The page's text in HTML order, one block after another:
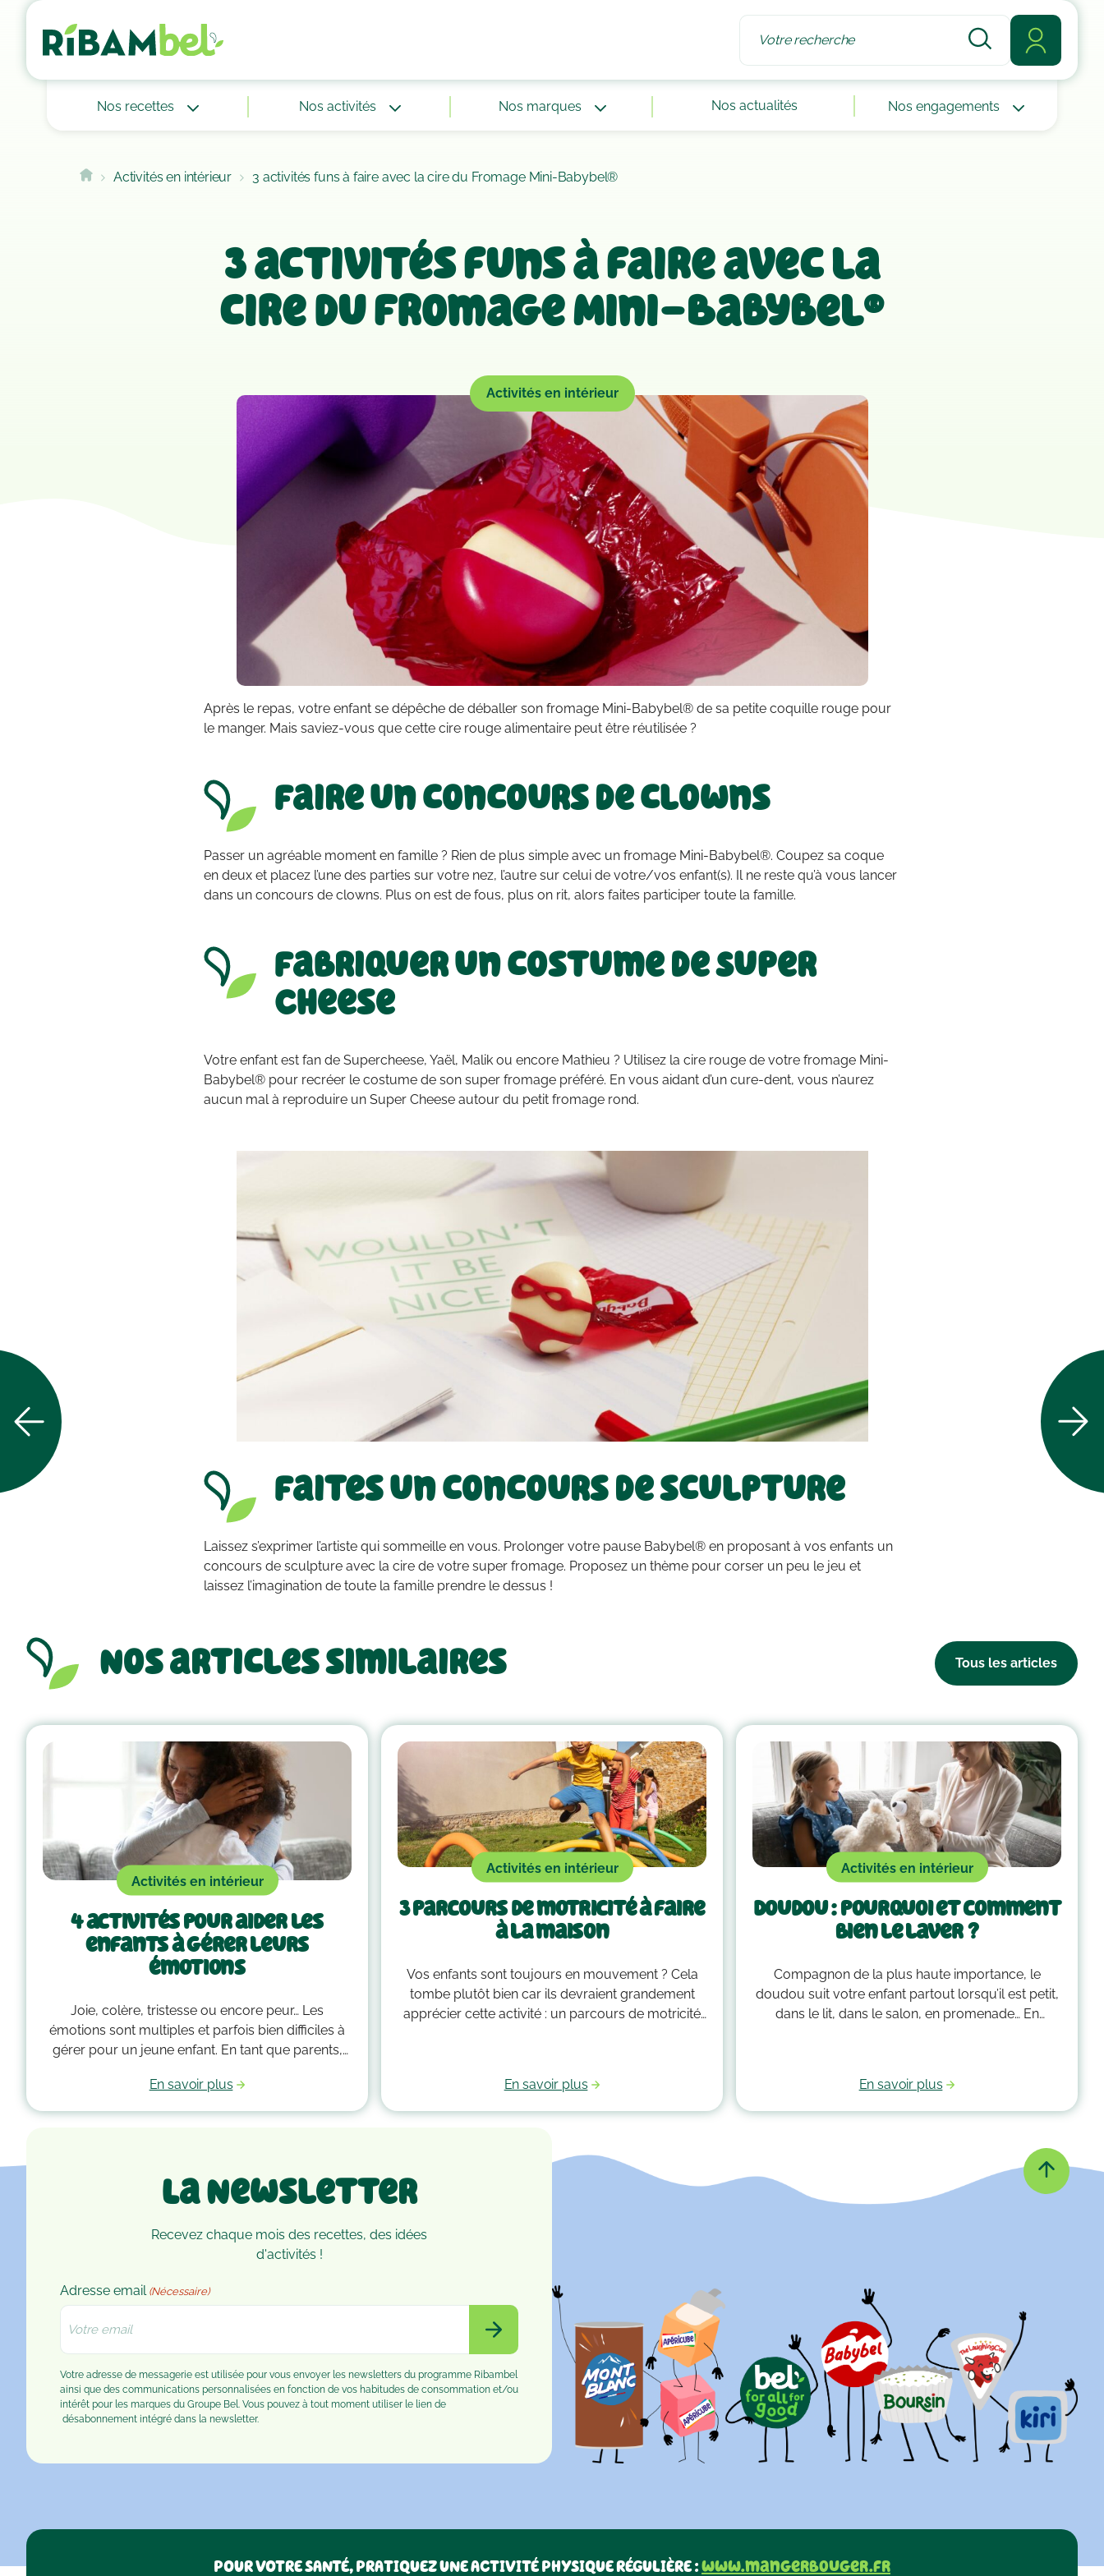
Nos recettes Nos activités Nos marques Nos actualités Nos engagements
Activités en intérieur 3 activités funs à faire avec la cire du Fromage Mini-Babybel®
3 activités funs à faire avec la
cire du Fromage Mini-Babybel®
Activités en intérieur
Après le repas, votre enfant se dépêche de déballer son fromage Mini-Babybel® de sa petite coquille rouge pour
le manger. Mais saviez-vous que cette cire rouge alimentaire peut être réutilisée ?
Faire un concours de clowns
Passer un agréable moment en famille ? Rien de plus simple avec un fromage Mini-Babybel®. Coupez sa coque
en deux et placez l’une des parties sur votre nez, l’autre sur celui de votre/vos enfant(s). Il ne reste qu’à vous lancer
dans un concours de clowns. Plus on est de fous, plus on rit, alors faites participer toute la famille.
Fabriquer un costume de Super
Cheese
Votre enfant est fan de Supercheese, Yaël, Malik ou encore Mathieu ? Utilisez la cire rouge de votre fromage Mini-
Babybel® pour recréer le costume de son super fromage préféré. En vous aidant d’un cure-dent, vous n’aurez
aucun mal à reproduire un Super Cheese autour du petit fromage rond.
Faites un concours de sculpture
Laissez s’exprimer l’artiste qui sommeille en vous. Prolonger votre pause Babybel® en proposant à vos enfants un
concours de sculpture avec la cire de votre super fromage. Proposez un thème pour corser un peu le jeu et
laissez l’imagination de toute la famille prendre le dessus !
Nos articles similaires Tous les articles
Activités en intérieur
4 activités pour aider les
enfants à gérer leurs
émotions
Joie, colère, tristesse ou encore peur… Les
émotions sont multiples et parfois bien difficiles à
gérer pour un jeune enfant. En tant que parents,
et avoir parfois plus d’un tour dans votre sac pour
les accompagner. Voici quelques outils qui
En savoir plus
Activités en intérieur
3 parcours de motricité à faire
à la maison
Vos enfants sont toujours en mouvement ? Cela
tombe plutôt bien car ils devraient grandement
apprécier cette activité : un parcours de motricité
En savoir plus
Activités en intérieur
Doudou : pourquoi et comment
bien le laver ?
Compagnon de la plus haute importance, le
doudou suit votre enfant partout lorsqu’il est petit,
dans le lit, dans le salon, en promenade… En
d’autres microbes, il est peut-être temps de le
passer à la machine. Mais comment laver un
En savoir plus
La Newsletter
Recevez chaque mois des recettes, des idées
d'activités !
Adresse email (Nécessaire)
Votre adresse de messagerie est utilisée pour vous envoyer les newsletters du programme Ribambel
ainsi que des communications personnalisées en fonction de vos habitudes de consommation et/ou
intérêt pour les marques du Groupe Bel. Vous pouvez à tout moment utiliser le lien de
désabonnement intégré dans la newsletter.
POUR VOTRE SANTÉ, PRATIQUEZ UNE ACTIVITÉ PHYSIQUE RÉGULIÈRE :www.mangerbouger.fr
Cookies management panel